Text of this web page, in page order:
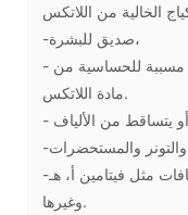
-صديق للبشرة،
- لا يسبب الحساسية - لا يحتوي على مواد مسببة للحساسية من
مادة اللاتكس.
-ويضاف للإسفنجة أنواع مختلفة من الإضافات مثل فيتامين أ، هـ
وغيرها.